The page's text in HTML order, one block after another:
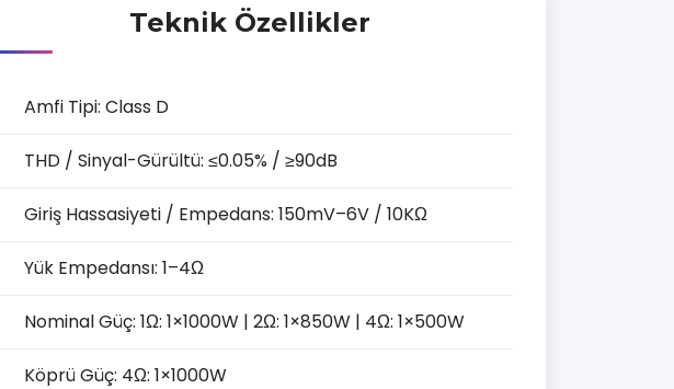
Teknik Özellikler
Amfi Tipi: Class D
THD / Sinyal-Gürültü: ≤0.05% / ≥90dB
Giriş Hassasiyeti / Empedans: 150mV–6V / 10KΩ
Yük Empedansı: 1–4Ω
Nominal Güç: 1Ω: 1×1000W | 2Ω: 1×850W | 4Ω: 1×500W
Köprü Güç: 4Ω: 1×1000W